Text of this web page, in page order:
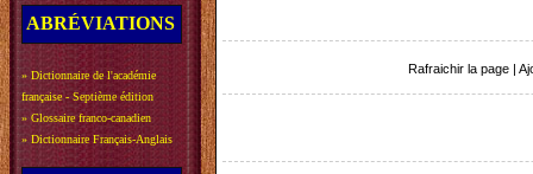
ABRÉVIATIONS
» Dictionnaire de l'académie
française - Septième édition
» Glossaire franco-canadien
» Dictionnaire Français-Anglais
Rafraichir la page